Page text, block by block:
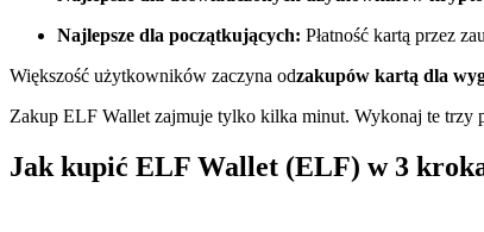
Kopiowanie Transakcji
Dołącz do najlepszych traderów
Najlepsze dla początkujących: Płatność kartą przez
Większość użytkowników zaczyna odzakupów kartą dla
Zakup ELF Wallet zajmuje tylko kilka minut. Wykonaj te trzy
Jak kupić ELF Wallet (ELF) w 3